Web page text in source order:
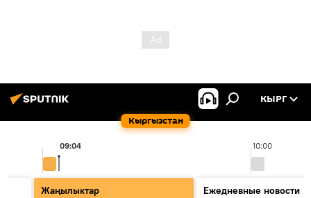
Кыргызстан
КЫРГ
10:00
09:04
Жаңылыктар
Ежедневные новости